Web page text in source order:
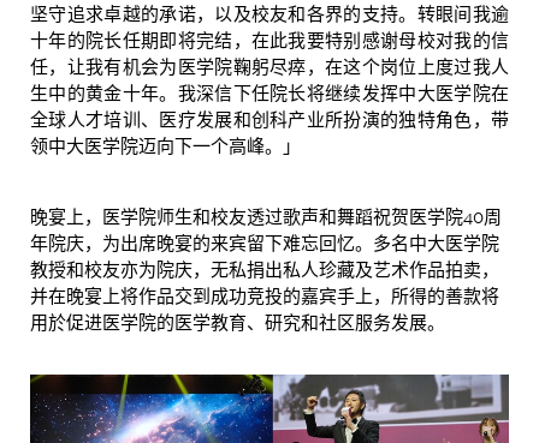
坚守追求卓越的承诺，以及校友和各界的支持。转眼间我逾
十年的院长任期即将完结，在此我要特别感谢母校对我的信
任，让我有机会为医学院鞠躬尽瘁，在这个岗位上度过我人
生中的黄金十年。我深信下任院长将继续发挥中大医学院在
全球人才培训、医疗发展和创科产业所扮演的独特角色，带
领中大医学院迈向下一个高峰。」
晚宴上，医学院师生和校友透过歌声和舞蹈祝贺医学院40周
年院庆，为出席晚宴的来宾留下难忘回忆。多名中大医学院
教授和校友亦为院庆，无私捐出私人珍藏及艺术作品拍卖，
并在晚宴上将作品交到成功竞投的嘉宾手上，所得的善款将
用於促进医学院的医学教育、研究和社区服务发展。